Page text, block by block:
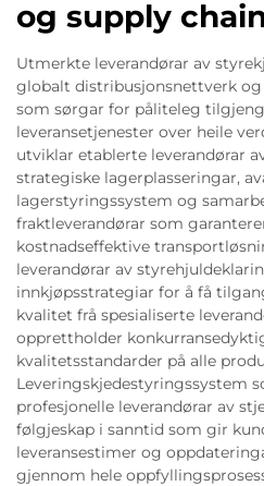
og supply
Utmerkte leverandørar av
globalt distribusjonsnettverk
som sørgar for påliteleg
leveransetjenester over heile
utviklar etablerte leverandørar
strategiske lagerplasseringar,
lagerstyringssystem og
fraktleverandørar som
kostnadseffektive
leverandørar av
innkjøpsstrategiar for å få
kvalitet frå spesialiserte
opprettholder
kvalitetsstandarder på alle
Leveringskjedestyringssystem
profesjonelle leverandørar av
følgjeskap i sanntid som gir
leveransestimer og
gjennom hele